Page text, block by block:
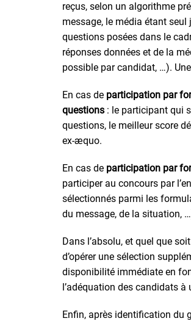
reçus, selon un algorithme
message, le média étant
questions posées dans le
réponses données et de la
possible par candidat, …).
En cas de participation par
questions : le participant qui
questions, le meilleur score
ex-æquo.
En cas de participation par
participer au concours par
sélectionnés parmi les
du message, de la situation,
Dans l’absolu, et quel que
d’opérer une sélection
disponibilité immédiate en
l’adéquation des candidats
Enfin, après identification du